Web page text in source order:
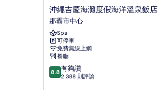
沖
繩
吉
慶
海
灘
度
假
海
沖繩吉慶海灘度假海洋溫泉飯店
那霸市中心
Spa
可停車
免費無線上網
餐廳
8.8
分，
8.8 有夠讚
2,388 則評論